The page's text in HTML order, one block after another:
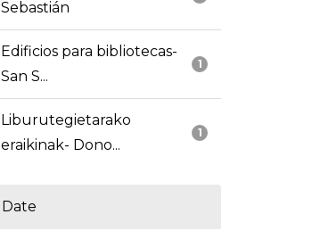
Sebastián
1
Edificios para bibliotecas-
San S...
1
Liburutegietarako
eraikinak- Dono...
Date